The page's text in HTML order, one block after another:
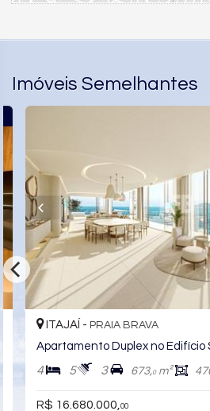
Imóveis Semelhantes
ITAJAÍ - PRAIA BRAVA
4 5 3 673,0m²
R$ 16.680.000,00